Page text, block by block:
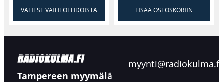
VALITSE VAIHTOEHDOISTA LISÄÄ OSTOSKORIIN
Tampereen myymälä
myynti@radiokulma.fi